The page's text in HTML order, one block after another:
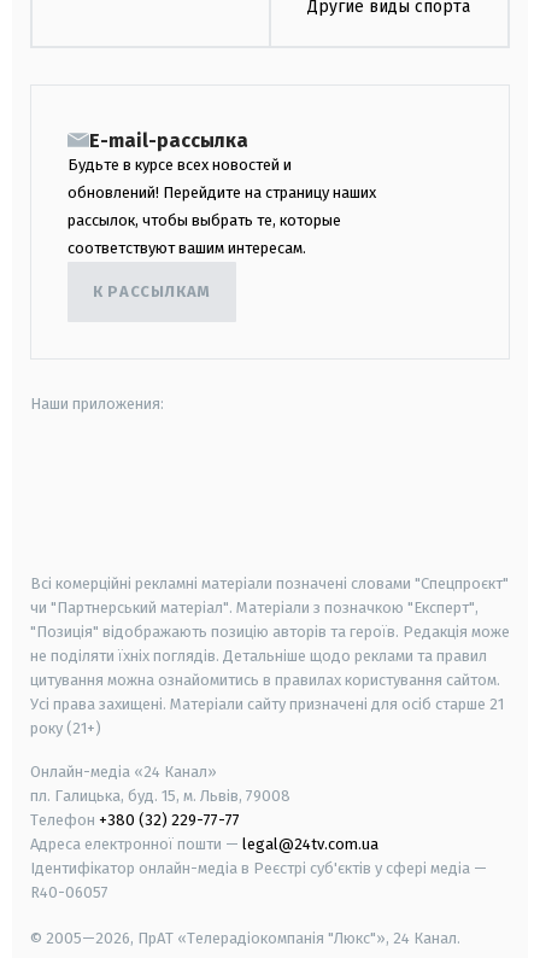
Другие виды спорта
E-mail-рассылка
Будьте в курсе всех новостей и
обновлений! Перейдите на страницу наших
рассылок, чтобы выбрать те, которые
соответствуют вашим интересам.
К РАССЫЛКАМ
Наши приложения:
Всі комерційні рекламні матеріали позначені словами "Спецпроєкт"
чи "Партнерський матеріал". Матеріали з позначкою "Експерт",
"Позиція" відображають позицію авторів та героїв. Редакція може
не поділяти їхніх поглядів. Детальніше щодо реклами та правил
цитування можна ознайомитись в правилах користування сайтом.
Усі права захищені. Матеріали сайту призначені для осіб старше 21
року (21+)
Онлайн-медіа «24 Канал»
пл. Галицька, буд. 15, м. Львів, 79008
Телефон +380 (32) 229-77-77
Адреса електронної пошти — legal@24tv.com.ua
Ідентифікатор онлайн-медіа в Реєстрі суб'єктів у сфері медіа —
R40-06057
© 2005—2026, ПрАТ «Телерадіокомпанія "Люкс"», 24 Канал.